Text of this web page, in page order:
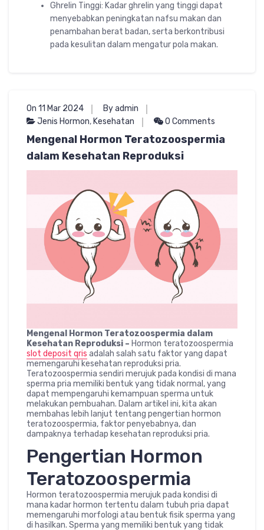
Ghrelin Tinggi: Kadar ghrelin yang tinggi dapat
menyebabkan peningkatan nafsu makan dan
penambahan berat badan, serta berkontribusi
pada kesulitan dalam mengatur pola makan.
On 11 Mar 2024
By admin
Jenis Hormon, Kesehatan 0 Comments
Mengenal Hormon Teratozoospermia
dalam Kesehatan Reproduksi
Mengenal Hormon Teratozoospermia dalam
Kesehatan Reproduksi – Hormon teratozoospermia
slot deposit qris adalah salah satu faktor yang dapat
memengaruhi kesehatan reproduksi pria.
Teratozoospermia sendiri merujuk pada kondisi di mana
sperma pria memiliki bentuk yang tidak normal, yang
dapat mempengaruhi kemampuan sperma untuk
melakukan pembuahan. Dalam artikel ini, kita akan
membahas lebih lanjut tentang pengertian hormon
teratozoospermia, faktor penyebabnya, dan
dampaknya terhadap kesehatan reproduksi pria.
Pengertian Hormon
Teratozoospermia
Hormon teratozoospermia merujuk pada kondisi di
mana kadar hormon tertentu dalam tubuh pria dapat
memengaruhi morfologi atau bentuk fisik sperma yang
di hasilkan. Sperma yang memiliki bentuk yang tidak